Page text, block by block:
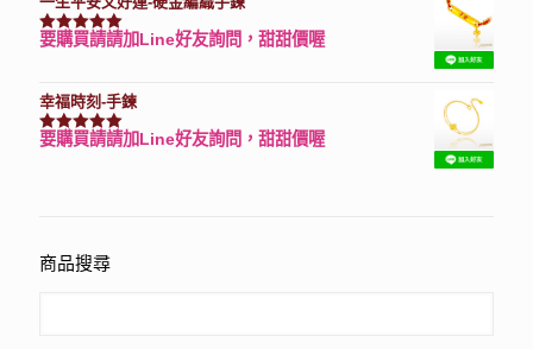
評分7740滿分 5
要購買請請加Line好友詢問，甜甜價喔
幸福時刻-手鍊
評分3150滿分 5
要購買請請加Line好友詢問，甜甜價喔
商品搜尋